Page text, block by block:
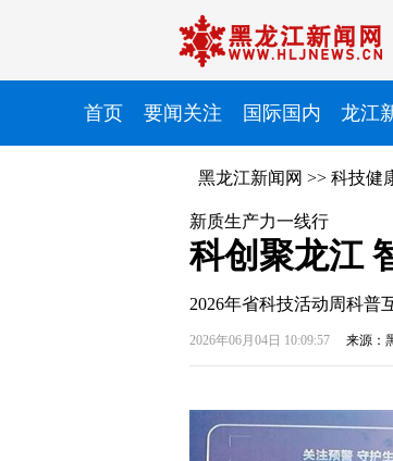
首页 要闻关注 国际国内 龙江
黑龙江新闻网 >> 科技健
新质生产力一线行
科创聚龙江
2026年省科技活动周科普
2026年06月04日 10:09:57 来源：